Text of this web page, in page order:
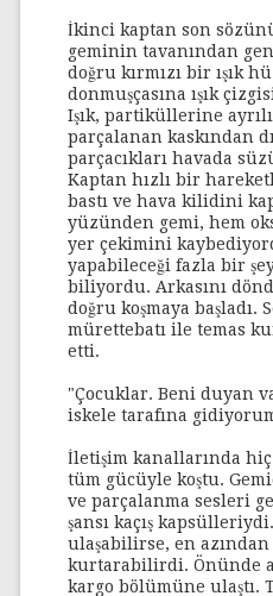
İkinci kaptan son
geminin tavanından
doğru kırmızı bir ışık
donmuşçasına ışık
Işık, partiküllerine
parçalanan kaskından
parçacıkları havada
Kaptan hızlı bir
bastı ve hava kilidini
yüzünden gemi, hem
yer çekimini
yapabileceği fazla bir şey
biliyordu. Arkasını
doğru koşmaya başladı.
mürettebatı ile temas
etti.
"Çocuklar. Beni duyan
iskele tarafına
İletişim kanallarında
tüm gücüyle koştu.
ve parçalanma sesleri
şansı kaçış
ulaşabilirse, en azından
kurtarabilirdi. Önünde
kargo bölümüne ulaştı.